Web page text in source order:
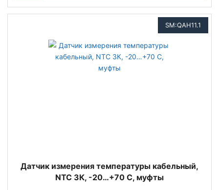
SM:QAH11.1
Датчик измерения температуры кабельный,
NTC 3К, -20…+70 С, муфты